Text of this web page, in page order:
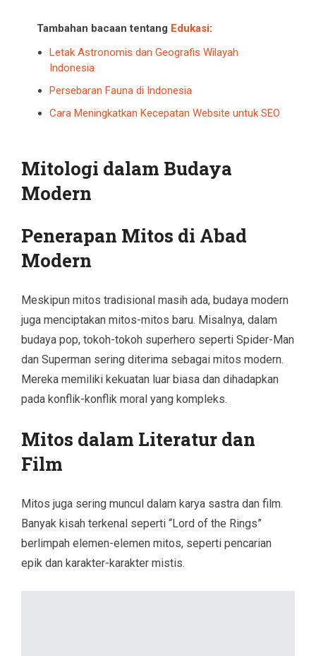
Tambahan bacaan tentang Edukasi:
Letak Astronomis dan Geografis Wilayah
Indonesia
Persebaran Fauna di Indonesia
Cara Meningkatkan Kecepatan Website untuk SEO
Mitologi dalam Budaya
Modern
Penerapan Mitos di Abad
Modern
Meskipun mitos tradisional masih ada, budaya modern
juga menciptakan mitos-mitos baru. Misalnya, dalam
budaya pop, tokoh-tokoh superhero seperti Spider-Man
dan Superman sering diterima sebagai mitos modern.
Mereka memiliki kekuatan luar biasa dan dihadapkan
pada konflik-konflik moral yang kompleks.
Mitos dalam Literatur dan
Film
Mitos juga sering muncul dalam karya sastra dan film.
Banyak kisah terkenal seperti “Lord of the Rings”
berlimpah elemen-elemen mitos, seperti pencarian
epik dan karakter-karakter mistis.